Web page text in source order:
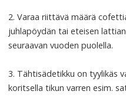
2. Varaa riittävä määrä
juhlapöydän tai eteisen
seuraavan vuoden puolella.
3. Tähtisädetikku on tyylikäs
koritsella tikun varren esim.